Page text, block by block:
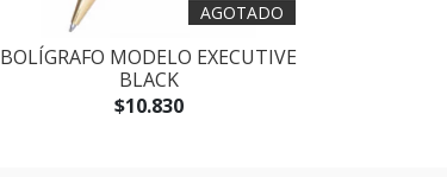
AGOTADO
BOLÍGRAFO MODELO EXECUTIVE
BLACK
$10.830